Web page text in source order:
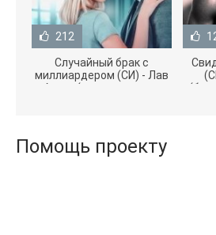
212
Случайный брак с
миллиардером (СИ) - Лав
Агата (полная версия
Помощь проекту